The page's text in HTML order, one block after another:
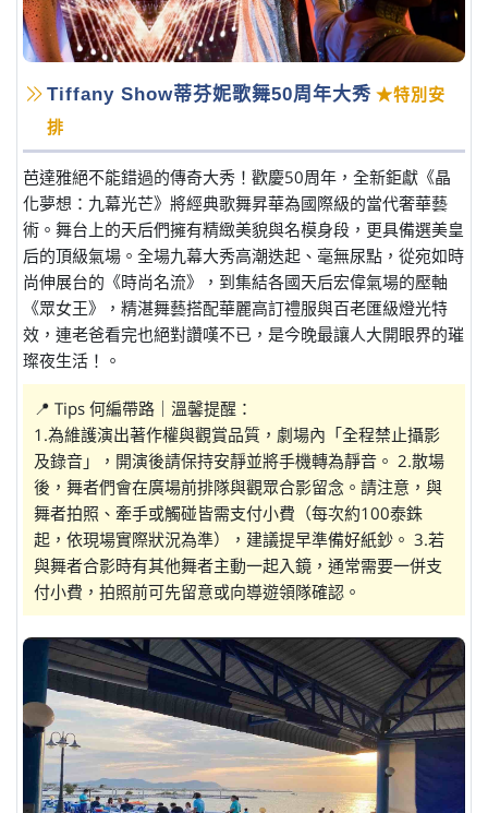
Tiffany Show蒂芬妮歌舞50周年大秀 ★特別安
排
芭達雅絕不能錯過的傳奇大秀！歡慶50周年，全新鉅獻《晶
化夢想：九幕光芒》將經典歌舞昇華為國際級的當代奢華藝
術。舞台上的天后們擁有精緻美貌與名模身段，更具備選美皇
后的頂級氣場。全場九幕大秀高潮迭起、毫無尿點，從宛如時
尚伸展台的《時尚名流》，到集結各國天后宏偉氣場的壓軸
《眾女王》，精湛舞藝搭配華麗高訂禮服與百老匯級燈光特
效，連老爸看完也絕對讚嘆不已，是今晚最讓人大開眼界的璀
璨夜生活！。
📍 Tips 何編帶路｜溫馨提醒：
1.為維護演出著作權與觀賞品質，劇場內「全程禁止攝影
及錄音」，開演後請保持安靜並將手機轉為靜音。 2.散場
後，舞者們會在廣場前排隊與觀眾合影留念。請注意，與
舞者拍照、牽手或觸碰皆需支付小費（每次約100泰銖
起，依現場實際狀況為準），建議提早準備好紙鈔。 3.若
與舞者合影時有其他舞者主動一起入鏡，通常需要一併支
付小費，拍照前可先留意或向導遊領隊確認。